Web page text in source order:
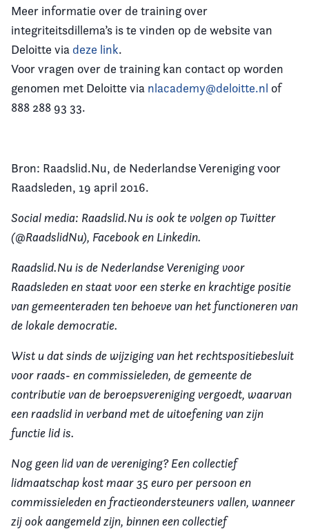
Meer informatie over de training over
integriteitsdillema’s is te vinden op de website van
Deloitte via deze link.
Voor vragen over de training kan contact op worden
genomen met Deloitte via nlacademy@deloitte.nl of
888 288 93 33.
Bron: Raadslid.Nu, de Nederlandse Vereniging voor
Raadsleden, 19 april 2016.
Social media: Raadslid.Nu is ook te volgen op Twitter
(@RaadslidNu), Facebook en Linkedin.
Raadslid.Nu is de Nederlandse Vereniging voor
Raadsleden en staat voor een sterke en krachtige positie
van gemeenteraden ten behoeve van het functioneren van
de lokale democratie.
Wist u dat sinds de wijziging van het rechtspositiebesluit
voor raads- en commissieleden, de gemeente de
contributie van de beroepsvereniging vergoedt, waarvan
een raadslid in verband met de uitoefening van zijn
functie lid is.
Nog geen lid van de vereniging? Een collectief
lidmaatschap kost maar 35 euro per persoon en
commissieleden en fractieondersteuners vallen, wanneer
zij ook aangemeld zijn, binnen een collectief